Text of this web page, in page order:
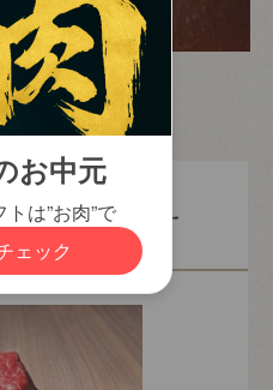
その他